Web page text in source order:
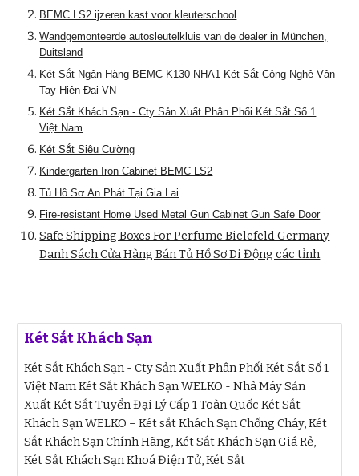
BEMC LS2 ijzeren kast voor kleuterschool
Wandgemonteerde autosleutelkluis van de dealer in München,
Duitsland
Két Sắt Ngân Hàng BEMC K130 NHA1 Két Sắt Công Nghệ Vân
Tay Hiện Đại VN
Két Sắt Khách Sạn - Cty Sản Xuất Phân Phối Két Sắt Số 1
Việt Nam
Két Sắt Siêu Cường
Kindergarten Iron Cabinet BEMC LS2
Tủ Hồ Sơ An Phát Tại Gia Lai
Fire-resistant Home Used Metal Gun Cabinet Gun Safe Door
Safe Shipping Boxes For Perfume Bielefeld Germany
Danh Sách Cửa Hàng Bán Tủ Hồ Sơ Di Động các tỉnh
Két Sắt Khách Sạn
Két Sắt Khách Sạn - Cty Sản Xuất Phân Phối Két Sắt Số 1
Việt Nam Két Sắt Khách Sạn WELKO - Nhà Máy Sản
Xuất Két Sắt Tuyển Đại Lý Cấp 1 Toàn Quốc Két Sắt
Khách Sạn WELKO – Két sắt Khách Sạn Chống Cháy, Két
Sắt Khách Sạn Chính Hãng, Két Sắt Khách Sạn Giá Rẻ,
Két Sắt Khách Sạn Khoá Điện Tử, Két Sắt